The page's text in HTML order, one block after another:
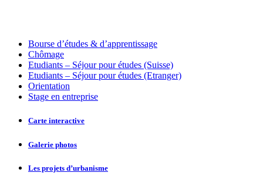
Bourse d’études & d’apprentissage
Chômage
Etudiants – Séjour pour études (Suisse)
Etudiants – Séjour pour études (Etranger)
Orientation
Stage en entreprise
Carte interactive
Galerie photos
Les projets d’urbanisme